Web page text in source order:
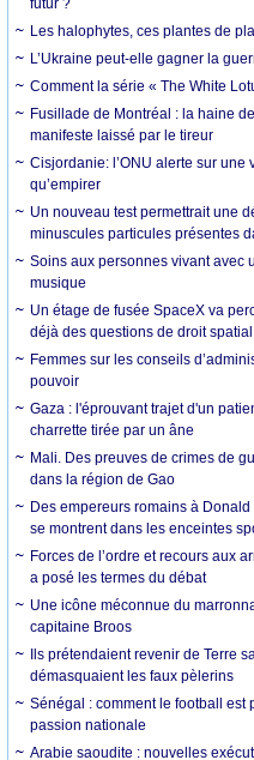
futur ?
Les halophytes, ces plantes de
L’Ukraine peut-elle gagner la
Comment la série « The White
Fusillade de Montréal : la haine
manifeste laissé par le tireur
Cisjordanie: l’ONU alerte sur
qu’empirer
Un nouveau test permettrait une
minuscules particules présentes
Soins aux personnes vivant avec
musique
Un étage de fusée SpaceX va
déjà des questions de droit spatial
Femmes sur les conseils
pouvoir
Gaza : l'éprouvant trajet d'un
charrette tirée par un âne
Mali. Des preuves de crimes de
dans la région de Gao
Des empereurs romains à
se montrent dans les enceintes
Forces de l’ordre et recours aux
a posé les termes du débat
Une icône méconnue du
capitaine Broos
Ils prétendaient revenir de Terre
démasquaient les faux pèlerins
Sénégal : comment le football est
passion nationale
Arabie saoudite : nouvelles